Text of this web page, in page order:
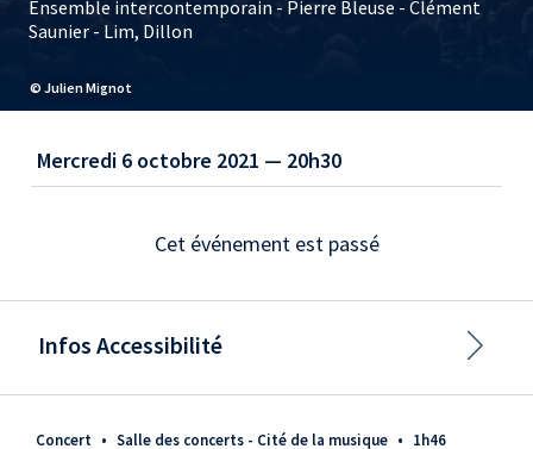
© Julien Mignot
Ensemble intercontemporain - Pierre Bleuse - Clément
Saunier - Lim, Dillon
Concert • Salle des concerts - Cité de la musique • 1h46
Mercredi 6 octobre 2021 — 20h30
Cet événement est passé
Infos Accessibilité